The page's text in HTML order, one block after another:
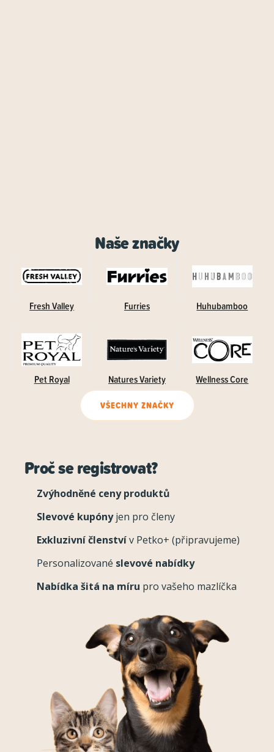
Naše značky
Fresh Valley Furries Huhubamboo
Pet Royal Natures Variety Wellness Core
VŠECHNY ZNAČKY
Proč se registrovat?
Zvýhodněné ceny produktů
Slevové kupónyjen pro členy
Exkluzivní členstvív Petko+ (připravujeme)
Personalizované slevové nabídky
Nabídka šitá na míru pro vašeho mazlíčka